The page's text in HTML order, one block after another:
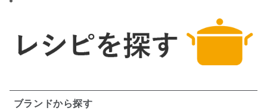
ブランドから探す